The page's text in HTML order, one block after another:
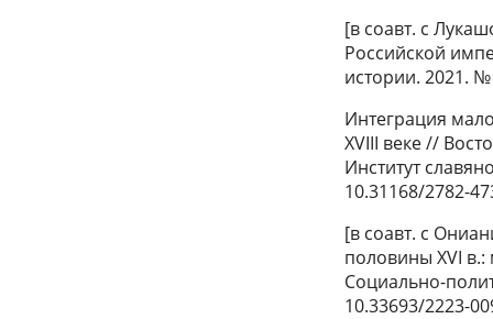
[в соавт. с
Российской
истории. 2021.
Интеграция
XVIII веке //
Институт
10.31168/2782-
[в соавт. с
половины XVI
Социально-
10.33693/2223-